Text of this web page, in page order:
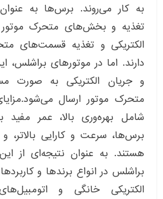
به کار می‌روند. برس‌ها به
تغذیه و بخش‌های متحرک موتور
الکتریکی و تغذیه قسمت‌های
دارند. اما در موتورهای
و جریان الکتریکی به صورت
متحرک موتور ارسال
شامل بهره‌وری بالا، عمر مفید
برس‌ها، سرعت و کارایی بالاتر،
هستند. به عنوان نتیجه‌ای از
براشلس در انواع برندها و
الکتریکی خانگی و